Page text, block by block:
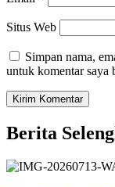
Situs Web
Simpan nama,
untuk komentar saya
Berita